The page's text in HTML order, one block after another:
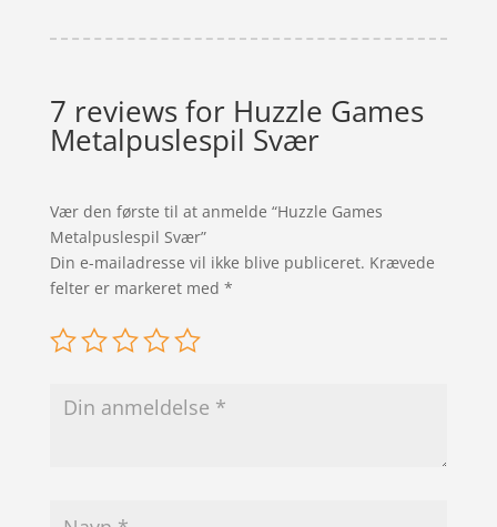
7 reviews for Huzzle Games
Metalpuslespil Svær
Vær den første til at anmelde “Huzzle Games
Metalpuslespil Svær”
Din e-mailadresse vil ikke blive publiceret. Krævede
felter er markeret med *